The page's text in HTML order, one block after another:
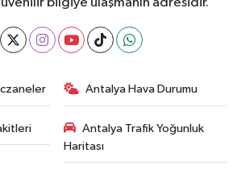
bilgiye ulaşmanın adresidir.
Antalya Hava Durumu
Antalya Trafik Yoğunluk
Haritası